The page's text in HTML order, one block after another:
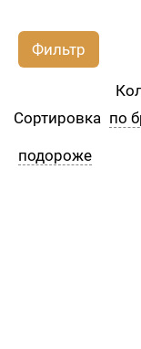
Фильтр
Сортировка по
подороже